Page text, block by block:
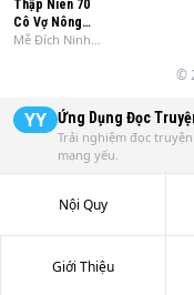
Thập Niên 70
Cô Vợ Nông
Thôn Của Quân
Mễ Đích Ninh
©
YY Ứng Dụng Đọc
Trải nghiệm đọc
mạng yếu.
Nội Quy
Giới Thiệu